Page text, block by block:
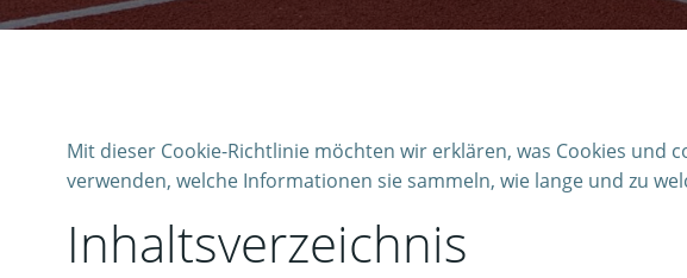
Mit dieser Cookie-Richtlinie möchten wir erklären, was Cookies
verwenden, welche Informationen sie sammeln, wie lange und zu
Inhaltsverzeichnis